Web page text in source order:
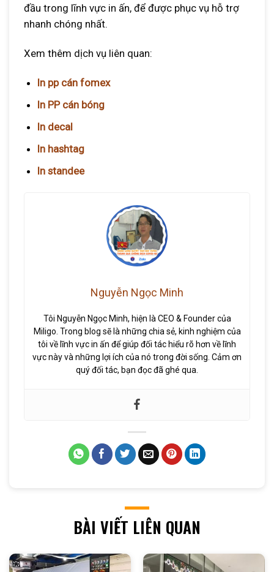
đầu trong lĩnh vực in ấn, để được phục vụ hỗ trợ
nhanh chóng nhất.
Xem thêm dịch vụ liên quan:
In pp cán fomex
In PP cán bóng
In decal
In hashtag
In standee
Nguyễn Ngọc Minh
Tôi Nguyễn Ngọc Minh, hiện là CEO & Founder của
Miligo. Trong blog sẽ là những chia sẻ, kinh nghiệm của
tôi về lĩnh vực in ấn để giúp đối tác hiểu rõ hơn về lĩnh
vực này và những lợi ích của nó trong đời sống. Cảm ơn
quý đối tác, bạn đọc đã ghé qua.
BÀI VIẾT LIÊN QUAN